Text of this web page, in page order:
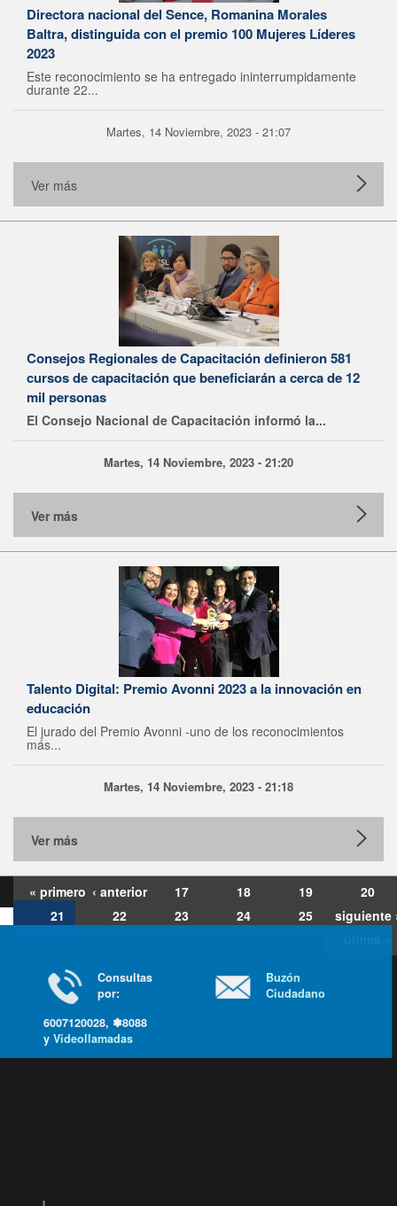
Directora nacional del Sence, Romanina Morales
Baltra, distinguida con el premio 100 Mujeres Líderes
2023
Este reconocimiento se ha entregado ininterrumpidamente
durante 22...
Martes, 14 Noviembre, 2023 - 21:07
Ver más
Consejos Regionales de Capacitación definieron 581
cursos de capacitación que beneficiarán a cerca de 12
mil personas
El Consejo Nacional de Capacitación informó la...
Martes, 14 Noviembre, 2023 - 21:20
Ver más
Talento Digital: Premio Avonni 2023 a la innovación en
educación
El jurado del Premio Avonni -uno de los reconocimientos
más...
Martes, 14 Noviembre, 2023 - 21:18
Ver más
« primero ‹ anterior 17 18 19
20
21
22 23 24 25
siguiente
Consultas
por:
6007120028, ✽8088
yVideollamadas
Buzón
Ciudadano